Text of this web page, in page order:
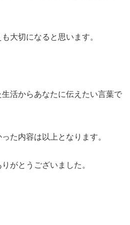
大切になると思います。
活からあなたに伝えたい言葉で
た内容は以上となります。
がとうございました。